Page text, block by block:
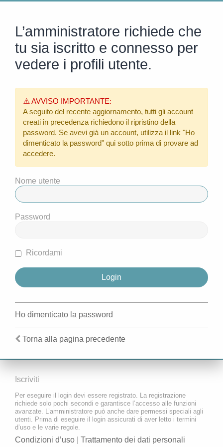
L’amministratore richiede che
tu sia iscritto e connesso per
vedere i profili utente.
⚠️ AVVISO IMPORTANTE:
A seguito del recente aggiornamento, tutti gli account
creati in precedenza richiedono il ripristino della
password. Se avevi già un account, utilizza il link "Ho
dimenticato la password" qui sotto prima di provare ad
accedere.
Nome utente
Password
Ricordami
Ho dimenticato la password
Torna alla pagina precedente
Iscriviti
Per eseguire il login devi essere registrato. La registrazione
richiede solo pochi secondi e garantisce l’accesso alle funzioni
avanzate. L’amministratore può anche dare permessi speciali agli
utenti. Prima di eseguire il login assicurati di aver letto i termini
d’uso e le varie regole.
Condizioni d’uso Trattamento dei dati personali